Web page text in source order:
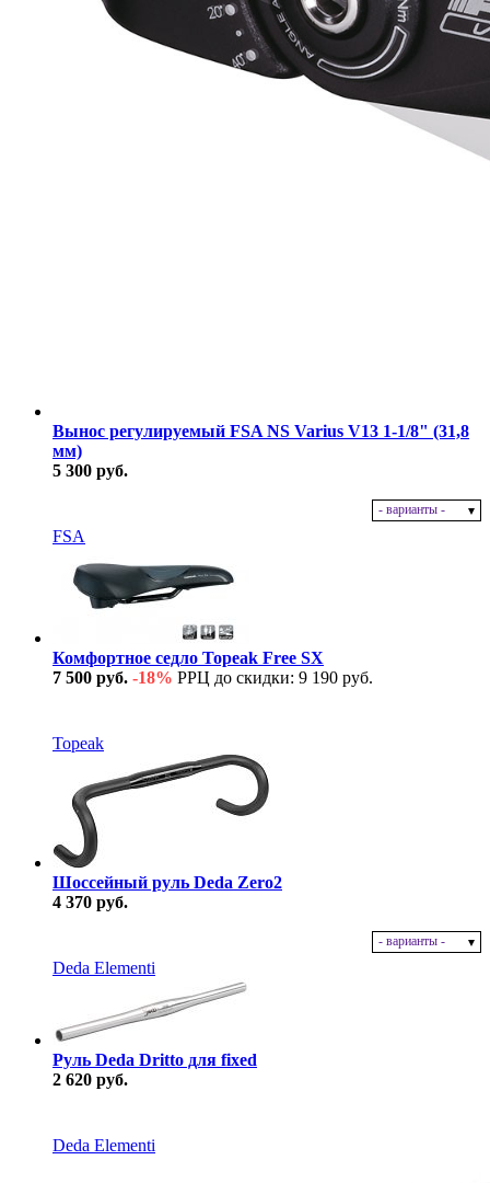
Вынос регулируемый FSA NS Varius V13 1-1/8" (31,8
мм)
5 300 руб.
- варианты -
FSA
Комфортное седло Topeak Free SX
7 500 руб. -18% РРЦ до скидки: 9 190 руб.
Topeak
Шоссейный руль Deda Zero2
4 370 руб.
- варианты -
Deda Elementi
Руль Deda Dritto для fixed
2 620 руб.
Deda Elementi